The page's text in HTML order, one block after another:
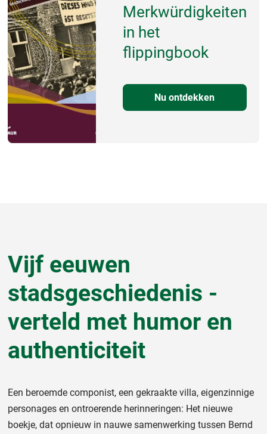
Merkwürdigkeiten
in het
flippingbook
Nu ontdekken
Vijf eeuwen
stadsgeschiedenis -
verteld met humor en
authenticiteit
Een beroemde componist, een gekraakte villa, eigenzinnige
personages en ontroerende herinneringen: Het nieuwe
boekje, dat opnieuw in nauwe samenwerking tussen Bernd